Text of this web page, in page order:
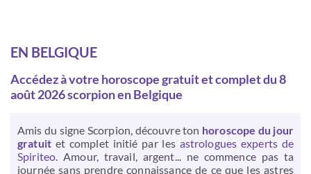
EN BELGIQUE
Accédez à votre horoscope gratuit et complet du 8
août 2026 scorpion en Belgique
Amis du signe Scorpion, découvre ton horoscope du jour
gratuit et complet initié par les astrologues experts de
Spiriteo. Amour, travail, argent... ne commence pas ta
journée sans prendre connaissance de ce que les astres